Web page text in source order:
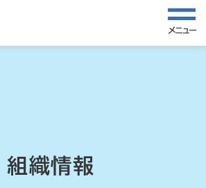
メニュー
組織情報